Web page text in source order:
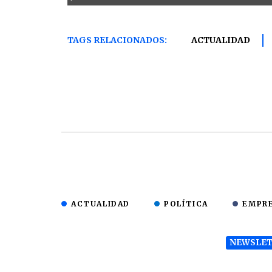
TAGS RELACIONADOS: ACTUALIDAD
ACTUALIDAD POLÍTICA